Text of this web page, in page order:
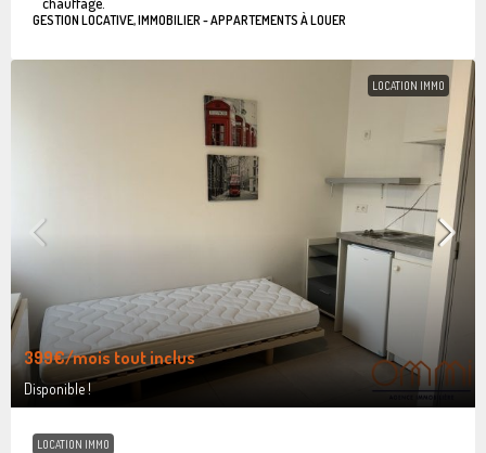
GESTION LOCATIVE, IMMOBILIER - APPARTEMENTS À LOUER
LOCATION IMMO
399€/mois tout inclus
Disponible !
LOCATION IMMO